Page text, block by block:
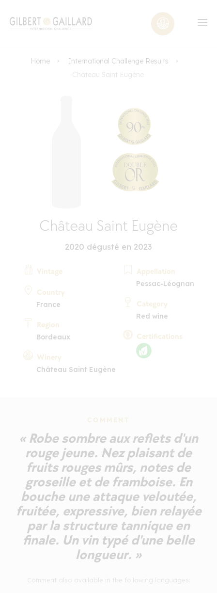
Home
International Challenge Results
Château Saint Eugène
Château Saint Eugène
2020 dégusté en 2023
Vintage
Country
France
Region
Bordeaux
Winery
Château Saint Eugène
Appellation
Pessac-Léognan
Category
Red wine
Certifications
COMMENT
« Robe sombre aux reflets d'un
rouge jeune. Nez plaisant de
fruits rouges mûrs, notes de
groseille et de framboise. En
bouche une attaque veloutée,
fruitée, expressive, bien relayée
par la structure tannique en
finale. Un vin typé d'une belle
longueur. »